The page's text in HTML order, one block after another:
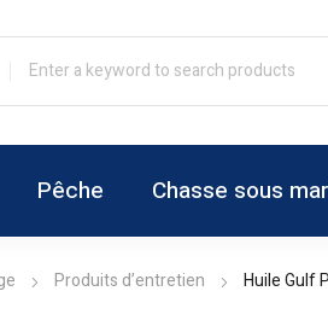
Pêche Chasse sous
Produits d’entretien Huile Gulf